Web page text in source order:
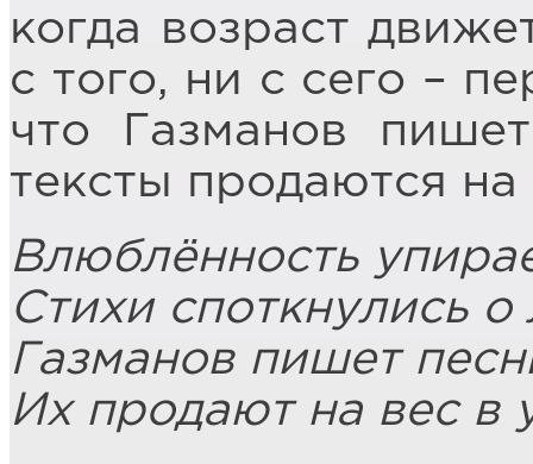
когда возраст
с того, ни с сего –
что Газманов
тексты продаются на
Влюблённость
Стихи споткнулись о
Газманов пишет
Их продают на вес в